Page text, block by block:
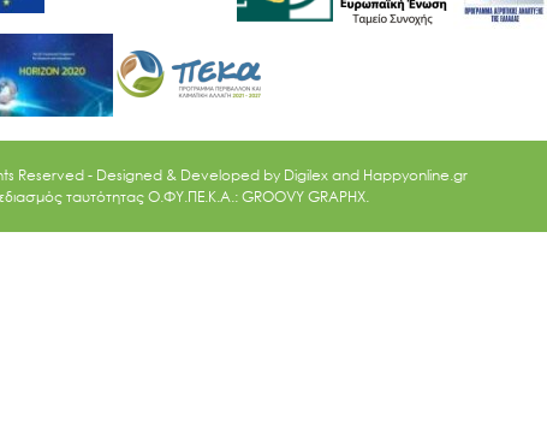
Reserved - Designed & Developed by Digilex and Happyonline.gr
ταυτότητας Ο.ΦΥ.ΠΕ.Κ.Α.: GROOVY GRAPHX.